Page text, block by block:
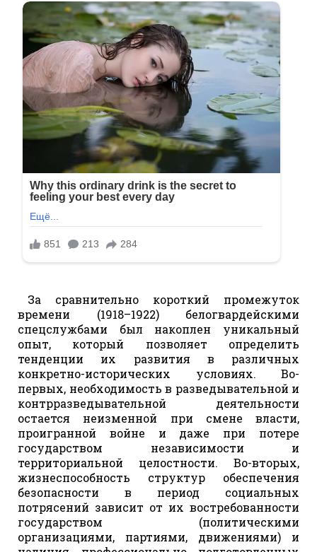
За сравнительно короткий промежуток
времени (1918–1922) белогвардейскими
спецслужбами был накоплен уникальный
опыт, который позволяет определить
тенденции их развития в различных
конкретно-исторических условиях. Во-
первых, необходимость в разведывательной и
контрразведывательной деятельности
остается неизменной при смене власти,
проигранной войне и даже при потере
государством независимости и
территориальной целостности. Во-вторых,
жизнеспособность структур обеспечения
безопасности в период социальных
потрясений зависит от их востребованности
государством (политическими
организациями, партиями, движениями) и